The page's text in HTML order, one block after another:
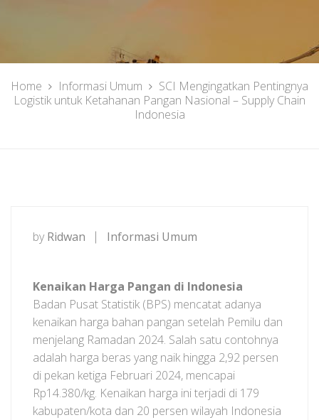
Home Informasi Umum
SCI Mengingatkan Pentingnya
Logistik untuk Ketahanan Pangan Nasional – Supply Chain
Indonesia
by Ridwan Informasi Umum
Kenaikan Harga Pangan di Indonesia
Badan Pusat Statistik (BPS) mencatat adanya
kenaikan harga bahan pangan setelah Pemilu dan
menjelang Ramadan 2024. Salah satu contohnya
adalah harga beras yang naik hingga 2,92 persen
di pekan ketiga Februari 2024, mencapai
Rp14.380/kg. Kenaikan harga ini terjadi di 179
kabupaten/kota dan 20 persen wilayah Indonesia